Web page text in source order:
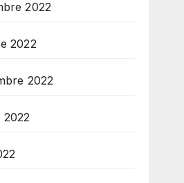
2022
2022
2022
2022